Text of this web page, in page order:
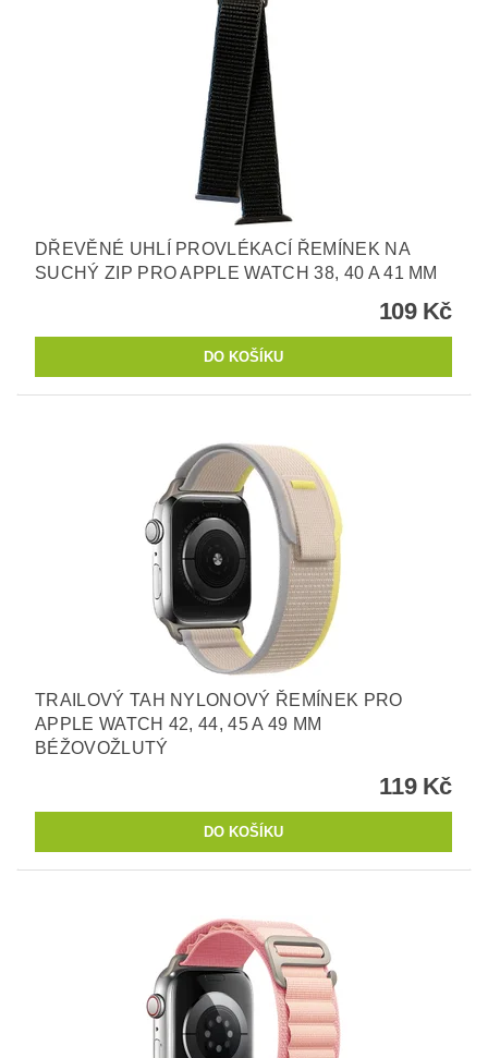
DŘEVĚNÉ UHLÍ PROVLÉKACÍ ŘEMÍNEK NA
SUCHÝ ZIP PRO APPLE WATCH 38, 40 A 41 MM
109 Kč
TRAILOVÝ TAH NYLONOVÝ ŘEMÍNEK PRO
APPLE WATCH 42, 44, 45 A 49 MM
BÉŽOVOŽLUTÝ
119 Kč